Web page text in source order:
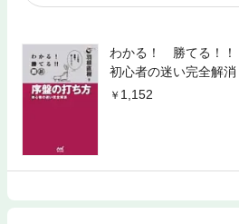
わかる！ 勝てる！
初心者の迷い完全解消
1,152